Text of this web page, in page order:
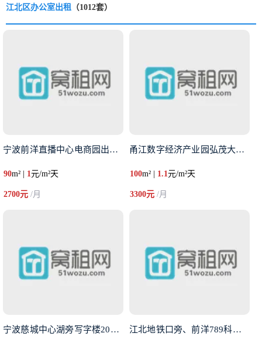
江北区办公室出租 （1012套）
宁波前洋直播中心电商园出租90
90m² | 1元/m²天
2700元 /月
甬江数字经济产业园弘茂大厦面积
100m² | 1.1元/m²天
3300元/月
宁波慈城中心湖旁写字楼208平 江北地铁口旁、前洋789科创园